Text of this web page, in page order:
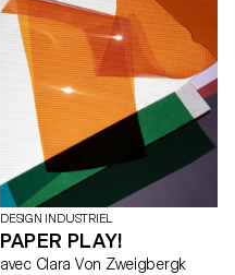
DESIGN INDUSTRIEL
PAPER PLAY!
avec Clara Von Zweigbergk